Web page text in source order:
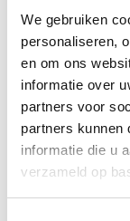
We gebruiken
personaliseren,
en om ons
informatie over
partners voor
partners kunnen
informatie die u
verzameld op